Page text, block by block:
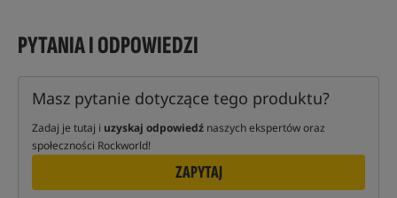
PYTANIA I ODPOWIEDZI
Masz pytanie dotyczące tego produktu?
Zadaj je tutaj i uzyskaj odpowiedź naszych ekspertów oraz
społeczności Rockworld!
ZAPYTAJ